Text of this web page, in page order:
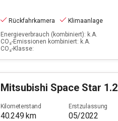
Rückfahrkamera
Klimaanlage
Energieverbrauch (kombiniert): k.A.
CO₂-Emissionen kombiniert: k.A.
CO₂-Klasse:
Mitsubishi Space Star 1.2 (EURO6d)
Kilometerstand
40.249km
Erstzulassung
05/2022